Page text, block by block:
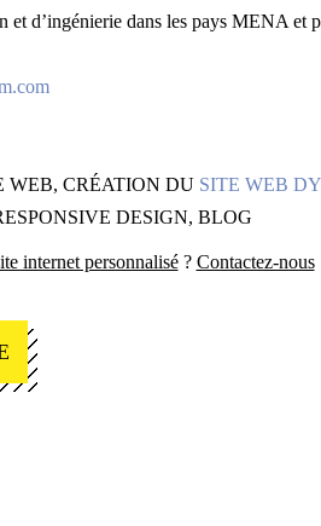
et d’ingénierie dans les pays MENA et
WEB, CRÉATION DU SITE WEB
DESIGN, BLOG
internet personnalisé? Contactez-nous